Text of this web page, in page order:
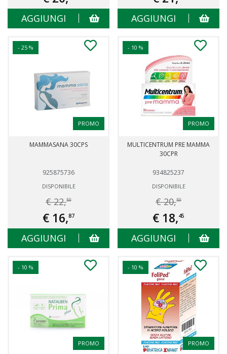
AGGIUNGI AGGIUNGI
- 25 %
PROMO
MAMMASANA 30CPS
925875736
DISPONIBILE
€ 22,50
€ 16,87
AGGIUNGI
- 10 %
PROMO
MULTICENTRUM PRE MAMMA
30CPR
934825237
DISPONIBILE
€ 20,50
€ 18,45
AGGIUNGI
- 10 %
PROMO
- 10 %
PROMO